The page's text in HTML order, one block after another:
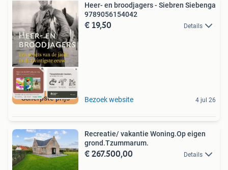
Scherpste prijs
Heer- en broodjagers - Siebren Siebenga
9789056154042
€ 19,50 Details
Bezoek website 4 jul 26
Recreatie/ vakantie Woning.Op eigen
grond.Tzummarum.
€ 267.500,00 Details